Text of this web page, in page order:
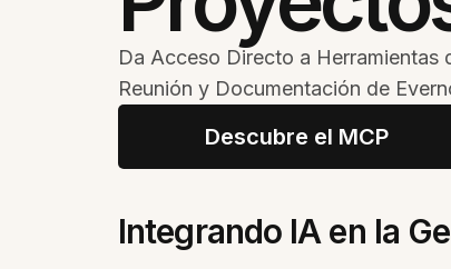
Da Acceso Directo a
Reunión y Documentación de
Descubre el MCP
Integrando IA en la